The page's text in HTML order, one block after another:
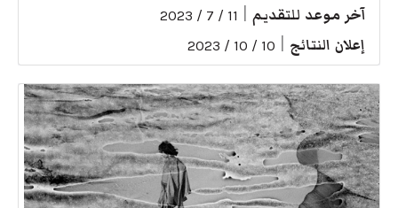
آخر موعد للتقديم 11 / 7 / 2023
إعلان النتائج 10 / 10 / 2023